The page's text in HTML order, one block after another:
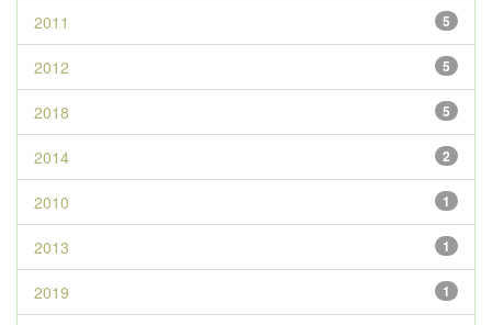
5
2011
5
2012
5
2018
2
2014
1
2010
1
2013
1
2019